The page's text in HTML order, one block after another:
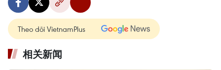
Theo dõi VietnamPlus
相关新闻